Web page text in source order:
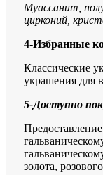
Муассанит,
цирконий,
4-Избранные
Классические
украшения для
5-Доступно
золота,